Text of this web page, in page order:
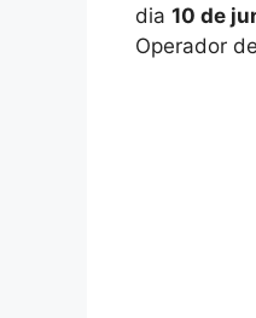
dia 10 de
Operador